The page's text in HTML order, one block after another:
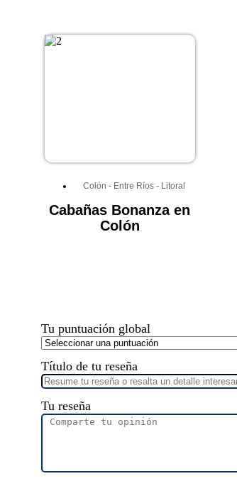
Colón - Entre Ríos- Litoral
Cabañas Bonanza en
Colón
Tu puntuación global
Título de tu reseña
Tu reseña